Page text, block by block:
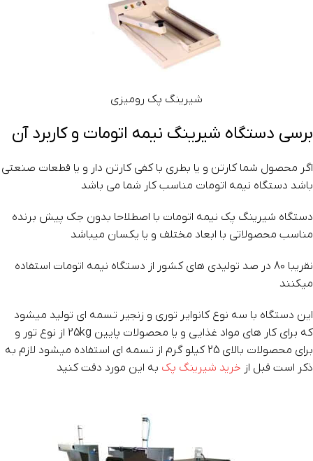
شیرینگ پک رومیزی
برسی دستگاه شیرینگ نیمه اتومات و کاربرد آن
اگر محصول شما کارتن و یا بطری با کفی کارتن دار و یا قطعات صنعتی
باشد دستگاه نیمه اتومات مناسب کار شما می باشد
دستگاه شیرینگ پک نیمه اتومات با اصطلاحا بدون جک پیش برنده
مناسب محصولاتی با ابعاد مختلف و یا یکسان میباشد
نقریبا 80 در صد تولیدی های کشور از دستگاه نیمه اتومات استفاده
میکنند
این دستگاه با سه نوع کانوایر توری و زنجیر تسمه ای تولید میشود
که برای کار های مواد غذایی و یا محصولات پایین 25kg از نوع تور و
برای محصولات بالای 25 کیلو گرم از تسمه ای استفاده میشود لازم به
ذکر است قبل از خرید شیرینگ پک به این مورد دقت کنید